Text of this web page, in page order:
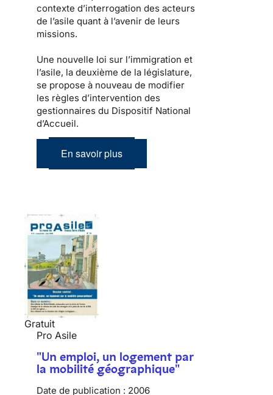
contexte d’interrogation des acteurs
de l’asile quant à l’avenir de leurs
missions.
Une nouvelle loi sur l’immigration et
l’asile, la deuxième de la législature,
se propose à nouveau de modifier
les règles d’intervention des
gestionnaires du Dispositif National
d’Accueil.
En savoir plus
Gratuit
Pro Asile
"Un emploi, un logement par
la mobilité géographique"
Date de publication : 2006